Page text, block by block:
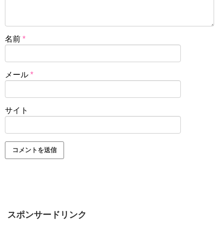
名前 *
メール *
サイト
スポンサードリンク